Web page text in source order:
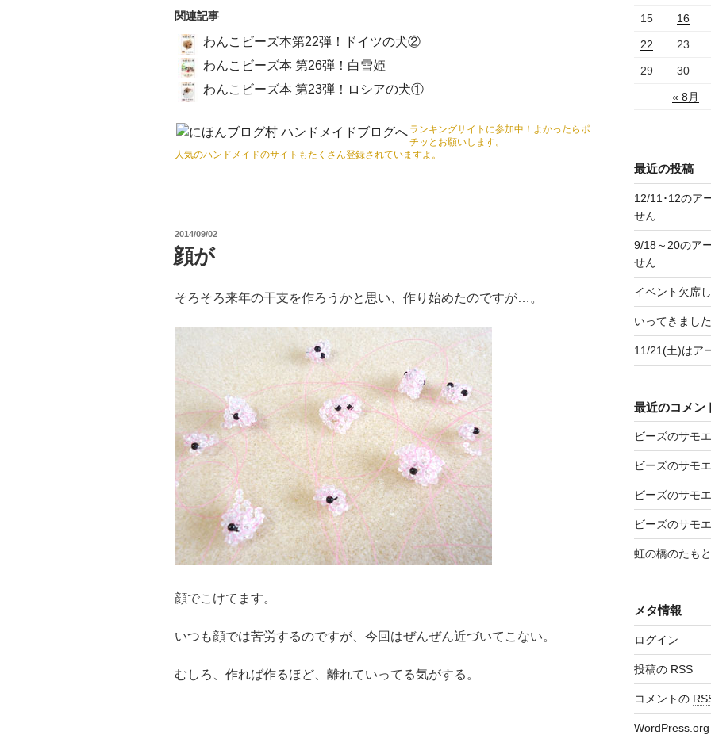
関連記事
わんこビーズ本第22弾！ドイツの犬②
わんこビーズ本 第26弾！白雪姫
わんこビーズ本 第23弾！ロシアの犬①
ランキングサイトに参加中！よかったらポ
チッとお願いします。
人気のハンドメイドのサイトもたくさん登録されていますよ。
投
稿
日:
2014/09/02
顔が
そろそろ来年の干支を作ろうかと思い、作り始めたのですが…。
顔でこけてます。
いつも顔では苦労するのですが、今回はぜんぜん近づいてこない。
むしろ、作れば作るほど、離れていってる気がする。
« 8月
15 16
22 23
29 30
最近の投稿
12/11･12のア
せん
9/18～20のア
せん
イベント欠席
いってきまし
11/21(土)はア
最近のコメン
ビーズのサモ
ビーズのサモ
ビーズのサモ
ビーズのサモ
虹の橋のたもと
メタ情報
ログイン
投稿の RSS
コメントの
WordPress.org